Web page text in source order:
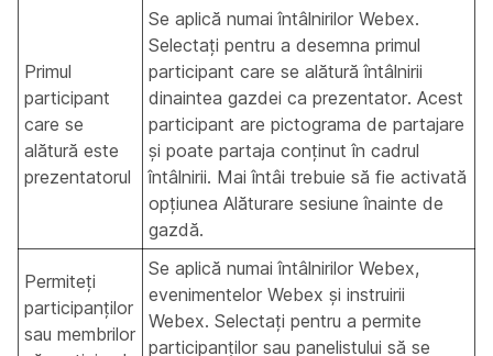
Primul
participant
care se
alătură este
prezentatorul
Se aplică numai întâlnirilor Webex.
Selectați pentru a desemna primul
participant care se alătură întâlnirii
dinaintea gazdei ca prezentator. Acest
participant are pictograma de partajare
și poate partaja conținut în cadrul
întâlnirii. Mai întâi trebuie să fie activată
opțiunea Alăturare sesiune înainte de
gazdă.
Permiteți
participanților
sau membrilor
Se aplică numai întâlnirilor Webex,
evenimentelor Webex și instruirii
Webex. Selectați pentru a permite
participanților sau panelistului să se